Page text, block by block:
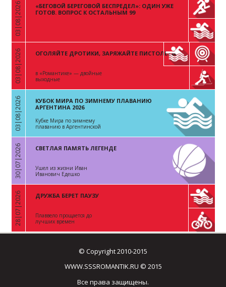
«
03|08|2026
«БЕГОВОЙ БЕРЕГОВОЙ БЕСПРЕДЕЛ»: ОДИН УЖЕ
ГОТОВ. ВОПРОС К ОСТАЛЬНЫМ 99
«
03|08|2026 ОГОЛЯЙТЕ ДРОТИКИ, ЗАРЯЖАЙТЕ ПИСТОЛЕТЫ
в «Романтике» — двойные
выходные
«
03|08|2026
КУБОК МИРА ПО ЗИМНЕМУ ПЛАВАНИЮ
АРГЕНТИНА 2026
Кубке Мира по зимнему
плаванию в Аргентинской
«
30|07|2026 СВЕТЛАЯ ПАМЯТЬ ЛЕГЕНДЕ
Ушел из жизни Иван
Иванович Едешко
«
28|07|2026 ДРУЖБА БЕРЕТ ПАУЗУ
Плаввело прощается до
лучших времен
© Copyright 2010-2015
WWW.SSSROMANTIK.RU © 2015
Все права защищены.